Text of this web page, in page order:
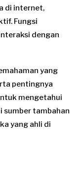
di internet,
Fungsi
dengan
yang
pentingnya
mengetahui
sumber tambahan
yang ahli di